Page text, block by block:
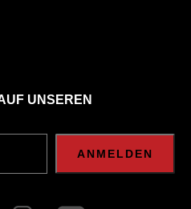
UNSEREN
ANMELDEN